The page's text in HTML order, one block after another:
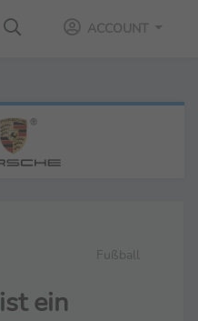
ACCOUNT
Fußball
ein